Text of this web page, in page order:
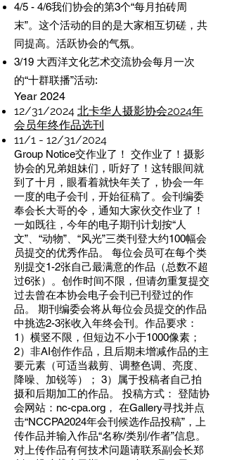
4/5 - 4/6我们协会的第3个“每月拍砖周
末”。这个活动的目的是大家相互切磋，共
同提高。活跃协会的气氛。
3/19 大西洋文化艺术交流协会每月一次
的“十群联播”活动:
Year 2024
12/31/2024 北卡华人摄影协会2024年
会员年终作品选刊
11/1 - 12/31/2024
Group Notice交作业了！ 交作业了！摄影
协会的兄弟姐妹们，听好了！这转眼间就
到了十月，眼看着就快年关了，协会一年
一度的电子会刊，开始征稿了。会刊编委
奉会长大哥的令，通知大家伙交作业了！
一如既往，今年的电子期刊计划按“人
文”、“动物”、“风光”三类刊登大约100幅会
员提交的优秀作品。 每位会员可在每个类
别提交1-2张自己最满意的作品（总数不超
过6张）。创作时间不限，但请勿重复提交
过去曾在本协会电子会刊已刊登过的作
品。 期刊编委会将从每位会员提交的作品
中挑选2-3张收入年终会刊。作品要求：
1）横竖不限，但短边不小于1000像素；
2）非AI创作作品，且后期未增减作品的主
要元素（可适当裁剪、调整色调、亮度、
降噪、加锐等）； 3）属于投稿者自己拍
摄和后期加工的作品。 投稿方式： 登陆协
会网站：nc-cpa.org， 在Gallery寻找并点
击“NCCPA2024年会刊候选作品投稿”，上
传作品并输入作品“名称/类别/作者”信息。
对上传作品有何技术问题请联系副会长郑